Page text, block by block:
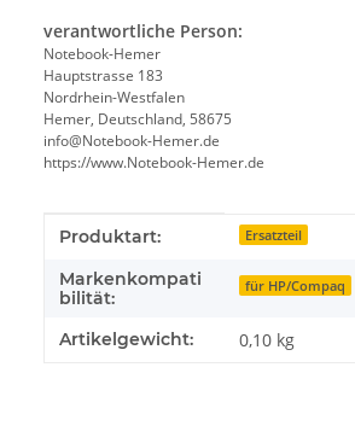
verantwortliche Person:
Notebook-Hemer
Hauptstrasse 183
Nordrhein-Westfalen
Hemer, Deutschland, 58675
info@Notebook-Hemer.de
https://www.Notebook-Hemer.de
Produkteigenschaft
Wert
Produktart: Ersatzteil
Markenkompati
bilität:
für HP/Compaq
Artikelgewicht: 0,10 kg